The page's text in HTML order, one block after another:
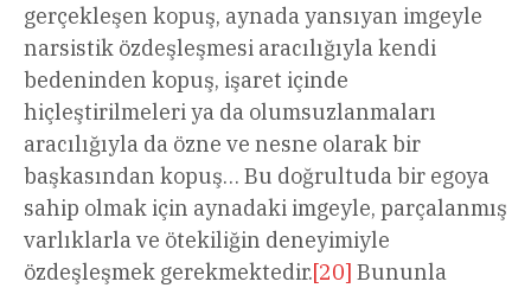
gerçekleşen kopuş, aynada yansıyan imgeyle
narsistik özdeşleşmesi aracılığıyla kendi
bedeninden kopuş, işaret içinde
hiçleştirilmeleri ya da olumsuzlanmaları
aracılığıyla da özne ve nesne olarak bir
başkasından kopuş… Bu doğrultuda bir egoya
sahip olmak için aynadaki imgeyle, parçalanmış
varlıklarla ve ötekiliğin deneyimiyle
özdeşleşmek gerekmektedir.[20] Bununla